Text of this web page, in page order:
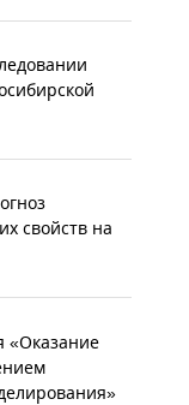
свойств на
«Оказание